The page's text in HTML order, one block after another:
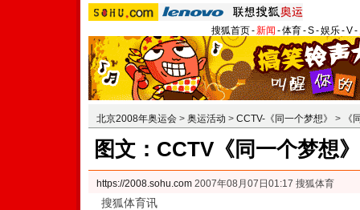
搜狐首页-新闻 -体育-S-娱乐-V-
北京2008年奥运会 > 奥运活动 > CCTV-《同一个梦想》 > 《
图文：CCTV《同一个梦想
https://2008.sohu.com 2007年08月07日01:17 搜狐体育
搜狐体育讯